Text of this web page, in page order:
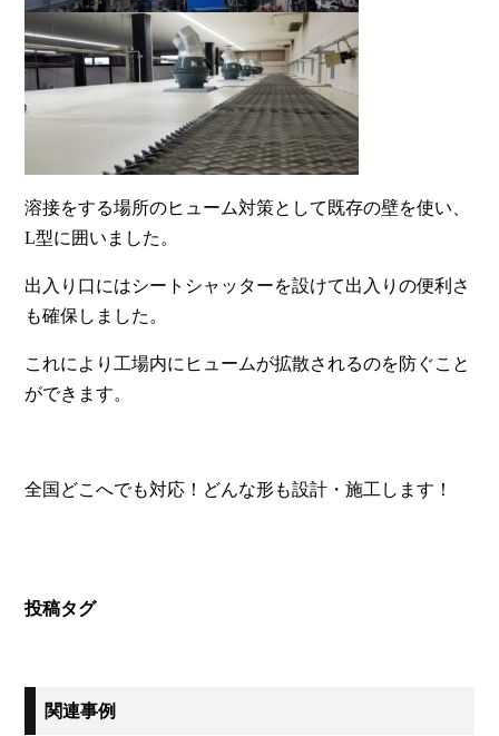
溶接をする場所のヒューム対策として既存の壁を使い、
L型に囲いました。
出入り口にはシートシャッターを設けて出入りの便利さ
も確保しました。
これにより工場内にヒュームが拡散されるのを防ぐこと
ができます。
全国どこへでも対応！どんな形も設計・施工します！
投稿タグ
関連事例